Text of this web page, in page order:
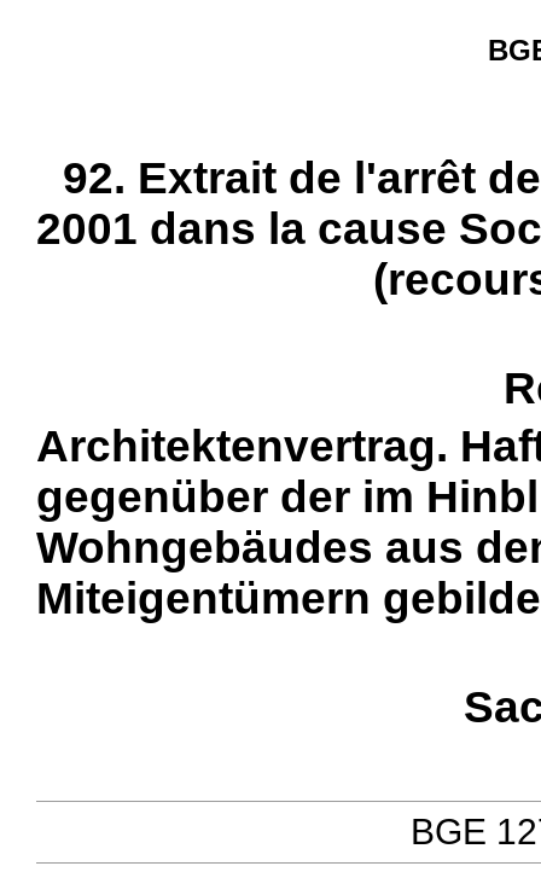
92. Extrait de l'arrêt
2001 dans la cause
Architektenvertrag.
gegenüber der im
Wohngebäudes aus
Miteigentümern
BGE